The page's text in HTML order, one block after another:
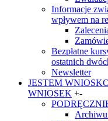
Informacje
wpływem na
Bezpłatne
ostatnich
Newsletter
JESTEM
WNIOSEK +-